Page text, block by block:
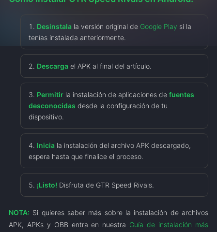
Desinstala la versión original de Google Play si la
tenías instalada anteriormente.
Descargael APK al final del artículo.
Permitirla instalación de aplicaciones de fuentes
desconocidas desde la configuración de tu
dispositivo.
Iniciala instalación del archivo APK descargado,
espera hasta que finalice el proceso.
¡Listo! Disfruta de GTR Speed Rivals.
NOTA: Si quieres saber más sobre la instalación de archivos
APK, APKs y OBB entra en nuestra Guía de instalación más